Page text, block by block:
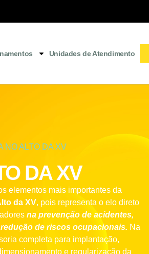
Unidades de Atendimento
NO ALTO DA XV
DA XV
elementos mais importantes da
da XV, pois representa o elo direto
na prevenção de acidentes,
de riscos ocupacionais. Na
completa para implantação,
e regularização da